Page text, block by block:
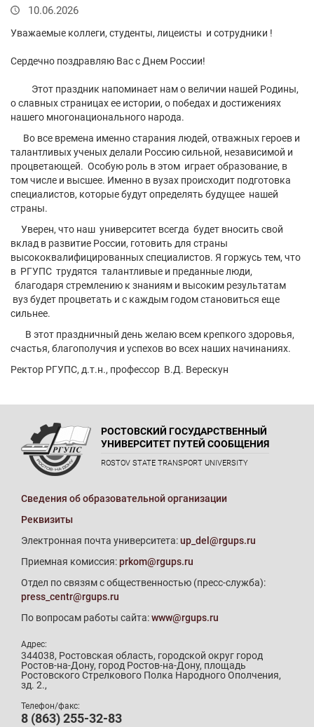
10.06.2026
Уважаемые коллеги, студенты, лицеисты и сотрудники !
Сердечно поздравляю Вас с Днем России!
Этот праздник напоминает нам о величии нашей Родины,
о славных страницах ее истории, о победах и достижениях
нашего многонационального народа.
Во все времена именно старания людей, отважных героев и
талантливых ученых делали Россию сильной, независимой и
процветающей. Особую роль в этом играет образование, в
том числе и высшее. Именно в вузах происходит подготовка
специалистов, которые будут определять будущее нашей
страны.
Уверен, что наш университет всегда будет вносить свой
вклад в развитие России, готовить для страны
высококвалифицированных специалистов. Я горжусь тем, что
в РГУПС трудятся талантливые и преданные люди,
благодаря стремлению к знаниям и высоким результатам
вуз будет процветать и с каждым годом становиться еще
сильнее.
В этот праздничный день желаю всем крепкого здоровья,
счастья, благополучия и успехов во всех наших начинаниях.
Ректор РГУПС, д.т.н., профессор В.Д. Верескун
РОСТОВСКИЙ ГОСУДАРСТВЕННЫЙ
УНИВЕРСИТЕТ ПУТЕЙ СООБЩЕНИЯ
ROSTOV STATE TRANSPORT UNIVERSITY
Сведения об образовательной организации
Реквизиты
Электронная почта университета:up_del@rgups.ru
Приемная комиссия:prkom@rgups.ru
Отдел по связям с общественностью (пресс-служба):
press_centr@rgups.ru
По вопросам работы сайта:www@rgups.ru
Адрес:
344038, Ростовская область, городской округ город
Ростов-на-Дону, город Ростов-на-Дону, площадь
Ростовского Стрелкового Полка Народного Ополчения,
зд. 2.,
Телефон/факс:
8 (863) 255-32-83